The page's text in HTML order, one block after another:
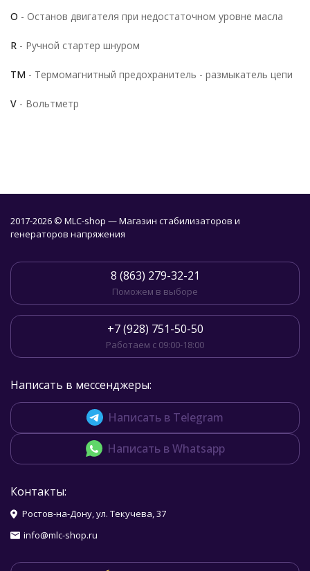
O - Останов двигателя при недостаточном уровне масла
R - Ручной стартер шнуром
TM - Термомагнитный предохранитель - размыкатель цепи
V - Вольтметр
2017-2026 © MLC-shop — Магазин стабилизаторов и
генераторов напряжения
8 (863) 279-32-21
Поможем в выборе
+7 (928) 751-50-50
Работаем с 09:00-18:00
Написать в мессенджеры:
Написать в Telegram
Написать в Whatsapp
Контакты:
Ростов-на-Дону, ул. Текучева, 37
info@mlc-shop.ru